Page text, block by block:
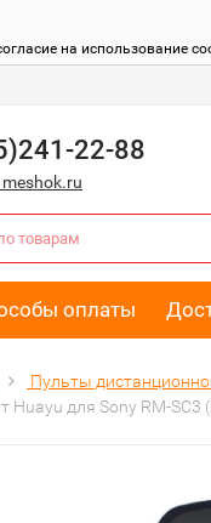
на использование
22-88
оплаты
Пульты
Huayu для Sony RM-SC3